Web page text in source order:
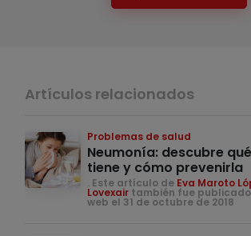
Artículos relacionados
Problemas de salud
Neumonía: descubre
tiene y cómo prevenirla
. Este artículo de Eva Maroto
Lovexair también fue
web el 31 de octubre de 2018